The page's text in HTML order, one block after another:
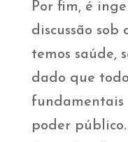
Por fim, é
discussão sob
temos saúde,
dado que
fundamentais
poder